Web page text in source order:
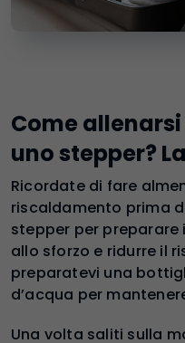
Come
uno stepper?
Ricordate di fare
riscaldamento prima
stepper per preparare
allo sforzo e ridurre il
preparatevi una
d’acqua per
Una volta saliti sulla